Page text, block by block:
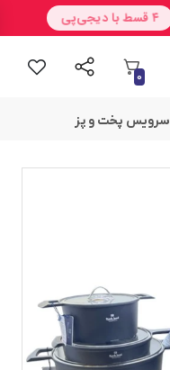
0
سرویس پخت و پز